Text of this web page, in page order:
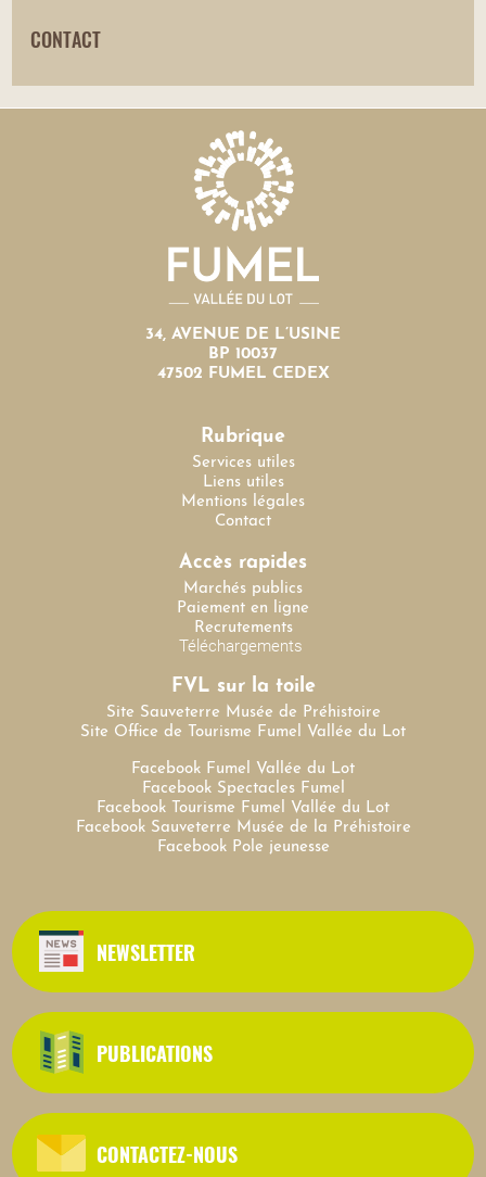
CONTACT
34, AVENUE DE L’USINE
BP 10037
47502 FUMEL CEDEX
Rubrique
Services utiles
Liens utiles
Mentions légales
Contact
Accès rapides
Marchés publics
Paiement en ligne
Recrutements
Téléchargements
FVL sur la toile
Site Sauveterre Musée de Préhistoire
Site Office de Tourisme Fumel Vallée du Lot
Facebook Fumel Vallée du Lot
Facebook Spectacles Fumel
Facebook Tourisme Fumel Vallée du Lot
Facebook Sauveterre Musée de la Préhistoire
Facebook Pole jeunesse
NEWSLETTER
PUBLICATIONS
CONTACTEZ-NOUS